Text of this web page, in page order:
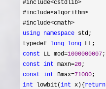
#include<cstdlib>
#include<algorithm>
#include
using namespace std;
typedef
long long
const LL mod=1000000007
const int maxn=20
const int Bmax=71000
int lowbit(int x){ return